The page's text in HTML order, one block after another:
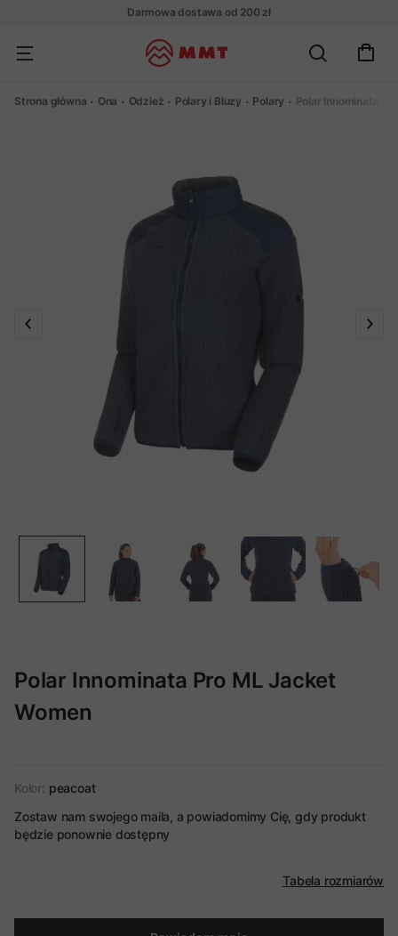
Darmowa dostawa od 200 zł
Strona główna Ona Odzież Polary i Bluzy Polary Polar Innominata
Polar Innominata Pro ML Jacket
Women
Kolor: peacoat
Zostaw nam swojego maila, a powiadomimy Cię, gdy produkt
będzie ponownie dostępny
Tabela rozmiarów